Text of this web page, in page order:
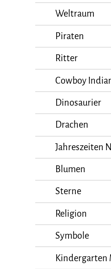
Weltraum
Piraten
Ritter
Cowboy
Dinosaurier
Drachen
Jahreszeiten
Blumen
Sterne
Religion
Symbole
Kindergarten